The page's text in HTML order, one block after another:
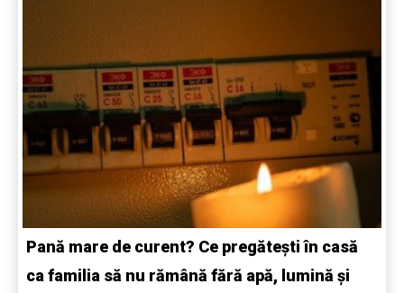
Pană mare de curent? Ce pregătești în casă
ca familia să nu rămână fără apă, lumină și